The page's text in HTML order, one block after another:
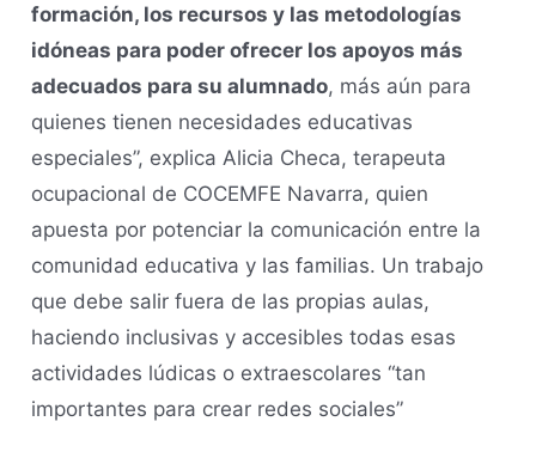
formación, los recursos y las metodologías
idóneas para poder ofrecer los apoyos más
adecuados para su alumnado, más aún para
quienes tienen necesidades educativas
especiales”, explica Alicia Checa, terapeuta
ocupacional de COCEMFE Navarra, quien
apuesta por potenciar la comunicación entre la
comunidad educativa y las familias. Un trabajo
que debe salir fuera de las propias aulas,
haciendo inclusivas y accesibles todas esas
actividades lúdicas o extraescolares “tan
importantes para crear redes sociales”